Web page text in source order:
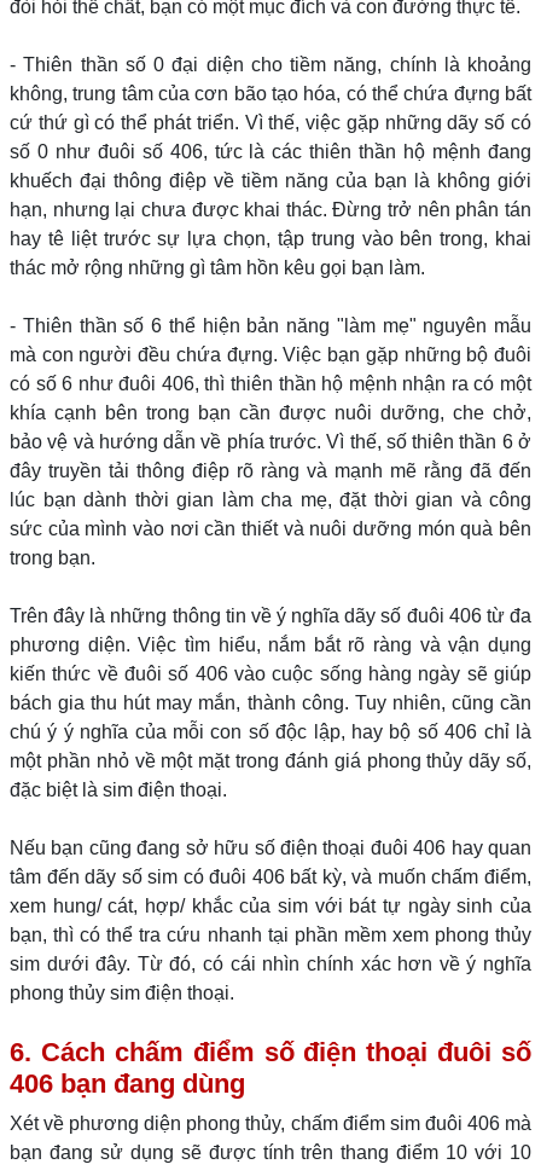
đòi hỏi thể chất, bạn có một mục đích và con đường thực tế.
- Thiên thần số 0 đại diện cho tiềm năng, chính là khoảng
không, trung tâm của cơn bão tạo hóa, có thể chứa đựng bất
cứ thứ gì có thể phát triển. Vì thế, việc gặp những dãy số có
số 0 như đuôi số 406, tức là các thiên thần hộ mệnh đang
khuếch đại thông điệp về tiềm năng của bạn là không giới
hạn, nhưng lại chưa được khai thác. Đừng trở nên phân tán
hay tê liệt trước sự lựa chọn, tập trung vào bên trong, khai
thác mở rộng những gì tâm hồn kêu gọi bạn làm.
- Thiên thần số 6 thể hiện bản năng "làm mẹ" nguyên mẫu
mà con người đều chứa đựng. Việc bạn gặp những bộ đuôi
có số 6 như đuôi 406, thì thiên thần hộ mệnh nhận ra có một
khía cạnh bên trong bạn cần được nuôi dưỡng, che chở,
bảo vệ và hướng dẫn về phía trước. Vì thế, số thiên thần 6 ở
đây truyền tải thông điệp rõ ràng và mạnh mẽ rằng đã đến
lúc bạn dành thời gian làm cha mẹ, đặt thời gian và công
sức của mình vào nơi cần thiết và nuôi dưỡng món quà bên
trong bạn.
Trên đây là những thông tin về ý nghĩa dãy số đuôi 406 từ đa
phương diện. Việc tìm hiểu, nắm bắt rõ ràng và vận dụng
kiến thức về đuôi số 406 vào cuộc sống hàng ngày sẽ giúp
bách gia thu hút may mắn, thành công. Tuy nhiên, cũng cần
chú ý ý nghĩa của mỗi con số độc lập, hay bộ số 406 chỉ là
một phần nhỏ về một mặt trong đánh giá phong thủy dãy số,
đặc biệt là sim điện thoại.
Nếu bạn cũng đang sở hữu số điện thoại đuôi 406 hay quan
tâm đến dãy số sim có đuôi 406 bất kỳ, và muốn chấm điểm,
xem hung/ cát, hợp/ khắc của sim với bát tự ngày sinh của
bạn, thì có thể tra cứu nhanh tại phần mềm xem phong thủy
sim dưới đây. Từ đó, có cái nhìn chính xác hơn về ý nghĩa
phong thủy sim điện thoại.
6. Cách chấm điểm số điện thoại đuôi số
406 bạn đang dùng
Xét về phương diện phong thủy, chấm điểm sim đuôi 406 mà
bạn đang sử dụng sẽ được tính trên thang điểm 10 với 10